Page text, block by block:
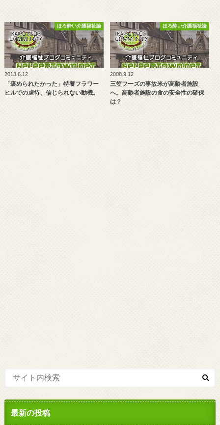
ほろ酔い介護福祉論
2013.6.12
「褒められたかった」特養フラワー
ヒルでの虐待、信じられない動機。
ほろ酔い介護福祉論
2008.9.12
三笠フーズの事故米が高齢者施設
へ。高齢者施設の食の安全性の確保
は？
最新の投稿